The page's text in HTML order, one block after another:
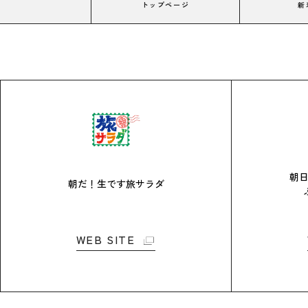
トップページ 新
朝だ！生です旅サラダ
WEB SITE
朝